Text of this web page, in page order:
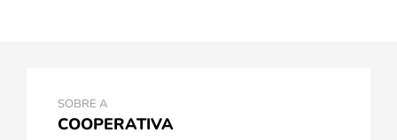
SOBRE A
COOPERATIVA